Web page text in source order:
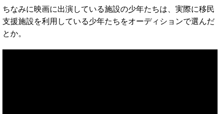
ちなみに映画に出演している施設の少年たちは、実際に移民
支援施設を利用している少年たちをオーディションで選んだ
とか。